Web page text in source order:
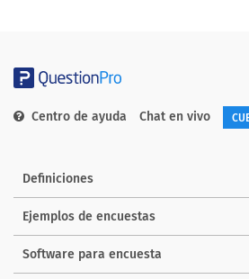
Centro de ayuda Chat en vivo
Definiciones
Ejemplos de encuestas
Software para encuesta